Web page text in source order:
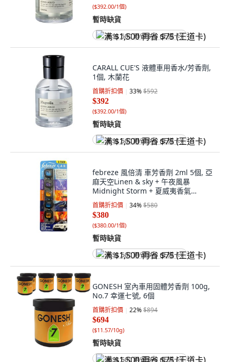
($392.00/1個)
暫時缺貨
满 $1,500 再省 $75 (王道卡)
CARALL CUE'S 液體車用香水/芳香劑,
1個, 木蘭花
首購折扣價 33%$592
$392
($392.00/1個)
暫時缺貨
满 $1,500 再省 $75 (王道卡)
febreze 風倍清 車芳香劑 2ml 5個, 亞
麻天空Linen & sky + 午夜風暴
Midnight Storm + 夏威夷香氣
Hawaiian Aloha + 海洋清香 Ocean +
清新沉香 Ember, 1組
首購折扣價 34%$580
$380
($380.00/1個)
暫時缺貨
满 $1,500 再省 $75 (王道卡)
GONESH 室內車用固體芳香劑 100g,
No.7 幸運七號, 6個
首購折扣價 22%$894
$694
($11.57/10g)
暫時缺貨
满 $1,500 再省 $75 (王道卡)